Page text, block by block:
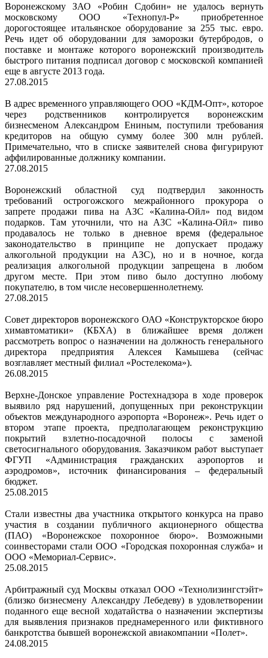
Воронежскому ЗАО «Робин Сдобин» не удалось вернуть
московскому ООО «Технопул-Р» приобретенное
дорогостоящее итальянское оборудование за 255 тыс. евро.
Речь идет об оборудовании для заморозки бутербродов, о
поставке и монтаже которого воронежский производитель
быстрого питания подписал договор с московской компанией
еще в августе 2013 года.
27.08.2015
В адрес временного управляющего ООО «КДМ-Опт», которое
через родственников контролируется воронежским
бизнесменом Александром Ениным, поступили требования
кредиторов на общую сумму более 300 млн рублей.
Примечательно, что в списке заявителей снова фигурируют
аффилированные должнику компании.
27.08.2015
Воронежский областной суд подтвердил законность
требований острогожского межрайонного прокурора о
запрете продажи пива на АЗС «Калина-Ойл» под видом
подарков. Там уточнили, что на АЗС «Калина-Ойл» пиво
продавалось не только в дневное время (федеральное
законодательство в принципе не допускает продажу
алкогольной продукции на АЗС), но и в ночное, когда
реализация алкогольной продукции запрещена в любом
другом месте. При этом пиво было доступно любому
покупателю, в том числе несовершеннолетнему.
27.08.2015
Совет директоров воронежского ОАО «Конструкторское бюро
химавтоматики» (КБХА) в ближайшее время должен
рассмотреть вопрос о назначении на должность генерального
директора предприятия Алексея Камышева (сейчас
возглавляет местный филиал «Ростелекома»).
26.08.2015
Верхне-Донское управление Ростехнадзора в ходе проверок
выявило ряд нарушений, допущенных при реконструкции
объектов международного аэропорта «Воронеж». Речь идет о
втором этапе проекта, предполагающем реконструкцию
покрытий взлетно-посадочной полосы с заменой
светосигнального оборудования. Заказчиком работ выступает
ФГУП «Администрация гражданских аэропортов и
аэродромов», источник финансирования – федеральный
бюджет.
25.08.2015
Стали известны два участника открытого конкурса на право
участия в создании публичного акционерного общества
(ПАО) «Воронежское похоронное бюро». Возможными
соинвесторами стали ООО «Городская похоронная служба» и
ООО «Мемориал-Сервис».
25.08.2015
Арбитражный суд Москвы отказал ООО «Технолизингстэйт»
(близко бизнесмену Александру Лебедеву) в удовлетворении
поданного еще весной ходатайства о назначении экспертизы
для выявления признаков преднамеренного или фиктивного
банкротства бывшей воронежской авиакомпании «Полет».
24.08.2015